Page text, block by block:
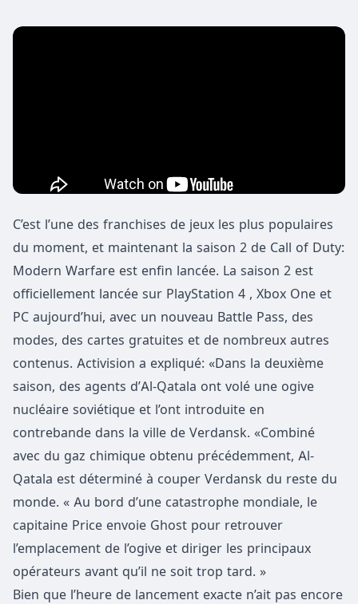
C’est l’une des franchises de jeux les plus populaires
du moment, et maintenant la saison 2 de Call of Duty:
Modern Warfare est enfin lancée. La saison 2 est
officiellement lancée sur PlayStation 4 , Xbox One et
PC aujourd’hui, avec un nouveau Battle Pass, des
modes, des cartes gratuites et de nombreux autres
contenus. Activision a expliqué: «Dans la deuxième
saison, des agents d’Al-Qatala ont volé une ogive
nucléaire soviétique et l’ont introduite en
contrebande dans la ville de Verdansk. «Combiné
avec du gaz chimique obtenu précédemment, Al-
Qatala est déterminé à couper Verdansk du reste du
monde. « Au bord d’une catastrophe mondiale, le
capitaine Price envoie Ghost pour retrouver
l’emplacement de l’ogive et diriger les principaux
opérateurs avant qu’il ne soit trop tard. »
Bien que l’heure de lancement exacte n’ait pas encore